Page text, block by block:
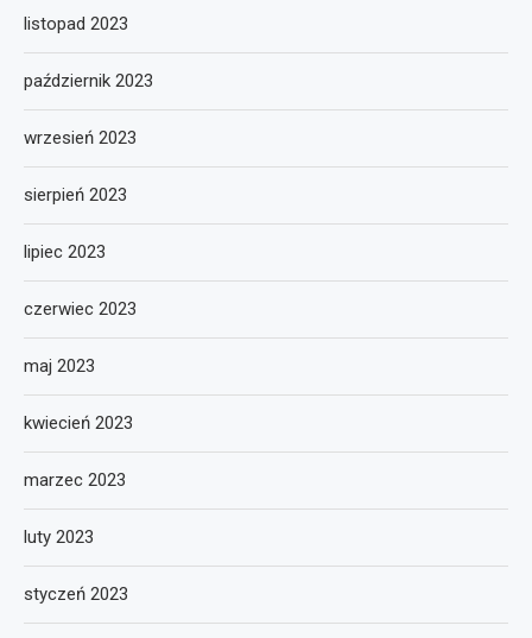
listopad 2023
październik 2023
wrzesień 2023
sierpień 2023
lipiec 2023
czerwiec 2023
maj 2023
kwiecień 2023
marzec 2023
luty 2023
styczeń 2023